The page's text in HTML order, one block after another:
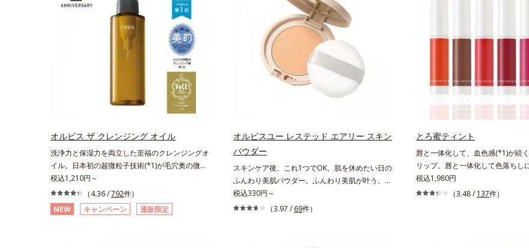
オルビス ザ クレンジング オイル
洗浄力と保湿力を両立した至福のクレンジングオ
イル。日本初の超微粒子技術(*1)が毛穴奥の微細
な汚れにアプローチ。圧倒的な洗浄力と毛穴悩み
に着目したクレンジングオイルです。日本初・超
微粒子技術(*1)で、さっと塗り広げるだけで濃い
メイクはもちろん毛穴悩みも取り去り、一瞬で気
税込1,210円～
（4.36 /792件）
NEW
キャンペーン 通販限定
オルビスユー レステッド エアリー スキン
パウダー
スキンケア後、これ1つでOK。肌を休めたい日の
ふんわり美肌パウダー。ふんわり美肌が叶う、う
るおいパウダーです。3色の光を操るパウダーが
ツヤと透明感を演出。ソフトフォーカス効果で肌
税込330円～
（3.97 / 69件）
とろ蜜ティント
唇と一体化して、血色感(*1)が続
リップ。唇と一体化して色落ちし
処方とうるおいを両立した、ティ
す。色が長時間唇に密着するオイ
税込1,980円
（3.48 / 137件）